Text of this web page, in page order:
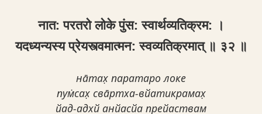
नात: परतरो लोके पुंस: स्वार्थव्यतिक्रम: ।
यदध्यन्यस्य प्रेयस्त्वमात्मन: स्वव्यतिक्रमात् ॥ ३२ ॥
на̄тах̣ паратаро локе
пум̇сах̣ сва̄ртха-вйатикрамах̣
йад-адхй анйасйа прейаствам